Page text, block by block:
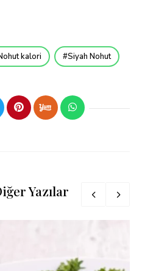
kalori Siyah Nohut
Yazılar